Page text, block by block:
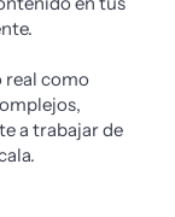
real como
a trabajar de